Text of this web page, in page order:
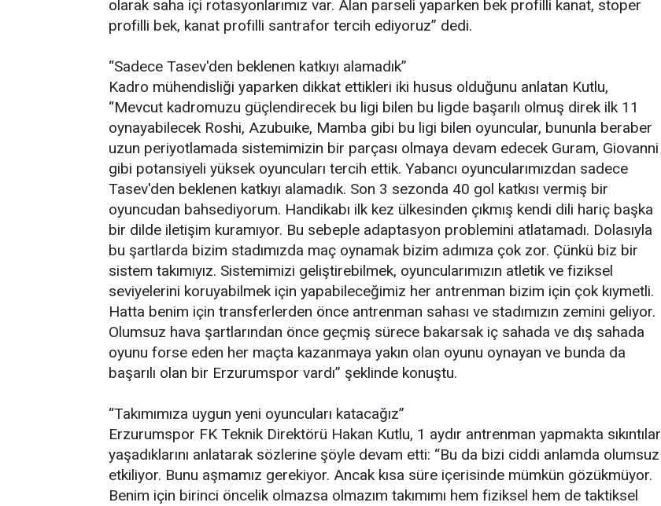
olarak saha içi rotasyonlarımız var. Alan parseli yaparken bek profilli kanat, stoper
profilli bek, kanat profilli santrafor tercih ediyoruz” dedi.
“Sadece Tasev'den beklenen katkıyı alamadık”
Kadro mühendisliği yaparken dikkat ettikleri iki husus olduğunu anlatan Kutlu,
“Mevcut kadromuzu güçlendirecek bu ligi bilen bu ligde başarılı olmuş direk ilk 11
oynayabilecek Roshi, Azubuıke, Mamba gibi bu ligi bilen oyuncular, bununla beraber
uzun periyotlamada sistemimizin bir parçası olmaya devam edecek Guram, Giovanni
gibi potansiyeli yüksek oyuncuları tercih ettik. Yabancı oyuncularımızdan sadece
Tasev'den beklenen katkıyı alamadık. Son 3 sezonda 40 gol katkısı vermiş bir
oyuncudan bahsediyorum. Handikabı ilk kez ülkesinden çıkmış kendi dili hariç başka
bir dilde iletişim kuramıyor. Bu sebeple adaptasyon problemini atlatamadı. Dolasıyla
bu şartlarda bizim stadımızda maç oynamak bizim adımıza çok zor. Çünkü biz bir
sistem takımıyız. Sistemimizi geliştirebilmek, oyuncularımızın atletik ve fiziksel
seviyelerini koruyabilmek için yapabileceğimiz her antrenman bizim için çok kıymetli.
Hatta benim için transferlerden önce antrenman sahası ve stadımızın zemini geliyor.
Olumsuz hava şartlarından önce geçmiş sürece bakarsak iç sahada ve dış sahada
oyunu forse eden her maçta kazanmaya yakın olan oyunu oynayan ve bunda da
başarılı olan bir Erzurumspor vardı” şeklinde konuştu.
“Takımımıza uygun yeni oyuncuları katacağız”
Erzurumspor FK Teknik Direktörü Hakan Kutlu, 1 aydır antrenman yapmakta sıkıntılar
yaşadıklarını anlatarak sözlerine şöyle devam etti: “Bu da bizi ciddi anlamda olumsuz
etkiliyor. Bunu aşmamız gerekiyor. Ancak kısa süre içerisinde mümkün gözükmüyor.
Benim için birinci öncelik olmazsa olmazım takımımı hem fiziksel hem de taktiksel